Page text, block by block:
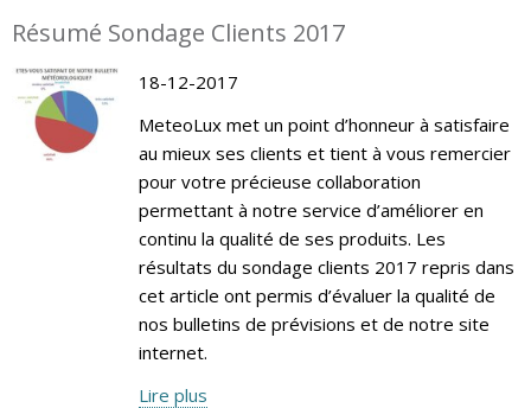
Résumé Sondage Clients 2017
18-12-2017
MeteoLux met un point d’honneur à satisfaire
au mieux ses clients et tient à vous remercier
pour votre précieuse collaboration
permettant à notre service d’améliorer en
continu la qualité de ses produits. Les
résultats du sondage clients 2017 repris dans
cet article ont permis d’évaluer la qualité de
nos bulletins de prévisions et de notre site
internet.
Lire plus